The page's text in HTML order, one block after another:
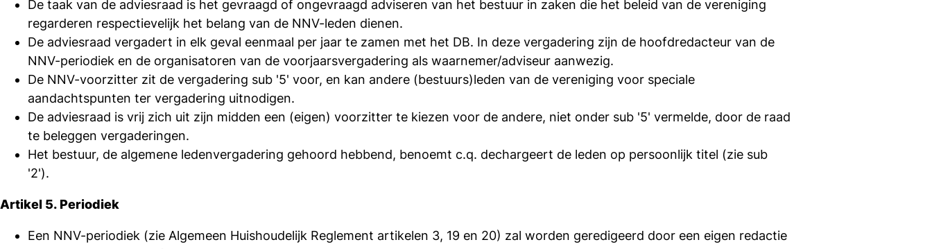
De taak van de adviesraad is het gevraagd of ongevraagd adviseren van het bestuur in zaken die het beleid van de vereniging
regarderen respectievelijk het belang van de NNV-leden dienen.
De adviesraad vergadert in elk geval eenmaal per jaar te zamen met het DB. In deze vergadering zijn de hoofdredacteur van de
NNV-periodiek en de organisatoren van de voorjaarsvergadering als waarnemer/adviseur aanwezig.
De NNV-voorzitter zit de vergadering sub '5' voor, en kan andere (bestuurs)leden van de vereniging voor speciale
aandachtspunten ter vergadering uitnodigen.
De adviesraad is vrij zich uit zijn midden een (eigen) voorzitter te kiezen voor de andere, niet onder sub '5' vermelde, door de raad
te beleggen vergaderingen.
Het bestuur, de algemene ledenvergadering gehoord hebbend, benoemt c.q. dechargeert de leden op persoonlijk titel (zie sub
'2').
Artikel 5. Periodiek
Een NNV-periodiek (zie Algemeen Huishoudelijk Reglement artikelen 3, 19 en 20) zal worden geredigeerd door een eigen redactie